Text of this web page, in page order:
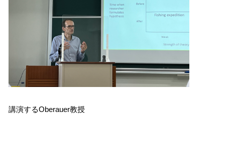
講演するOberauer教授